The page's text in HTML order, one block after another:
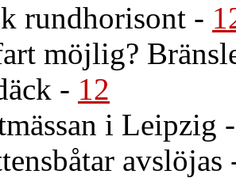
rundhorisont -
möjlig?
- 12
i Leipzig
avslöjas